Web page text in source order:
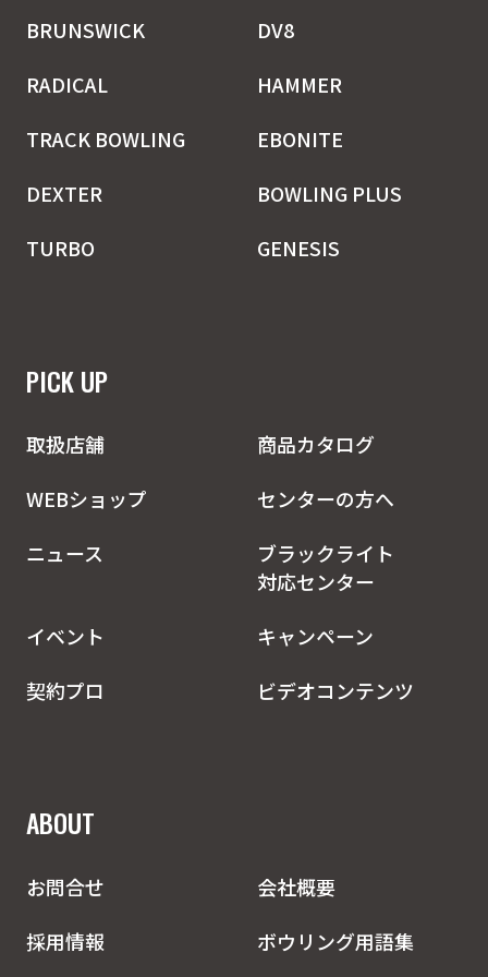
BRUNSWICK
DV8
RADICAL
HAMMER
TRACK BOWLING
EBONITE
DEXTER
BOWLING PLUS
TURBO
GENESIS
PICK UP
取扱店舗
商品カタログ
WEBショップ
センターの方へ
ニュース
ブラックライト
対応センター
イベント
キャンペーン
契約プロ
ビデオコンテンツ
ABOUT
お問合せ
会社概要
採用情報
ボウリング用語集